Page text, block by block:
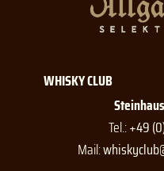
WHISKY CLUB
Tel.:+49
Mail: